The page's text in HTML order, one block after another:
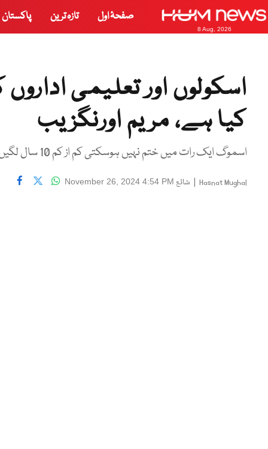
8 Aug, 2026
صفحۂ اول تازہ ترین پاکستان
اسکولوں اور تعلیمی
کیا ہے، مریم اورنگزیب
اسموگ ایک رات میں ختم نہیں ہوسکتی کم از کم 10 سال لگیں گے، سینئر صوبائی وزیر
Hasnat Mughal
| شائع November 26, 2024 4:54 PM